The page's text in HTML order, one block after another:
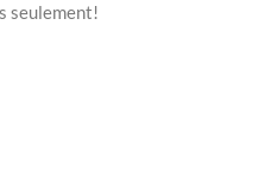
seulement!